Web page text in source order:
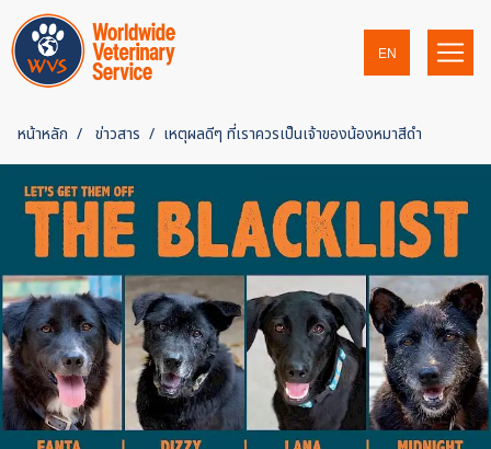
EN
หน้าหลัก ข่าวสาร เหตุผลดีๆ ที่เราควรเป็นเจ้าของน้องหมาสีดำ